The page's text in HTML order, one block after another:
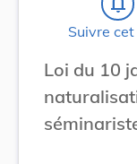
Suivre
Loi du 10